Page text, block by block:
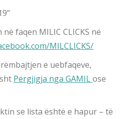
faqen MILIC CLICKS në
MILCLICKS/
e uebfaqeve,
Përgjigja nga GAMILose
se lista është e hapur – të